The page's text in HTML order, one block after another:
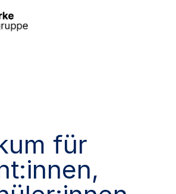
für